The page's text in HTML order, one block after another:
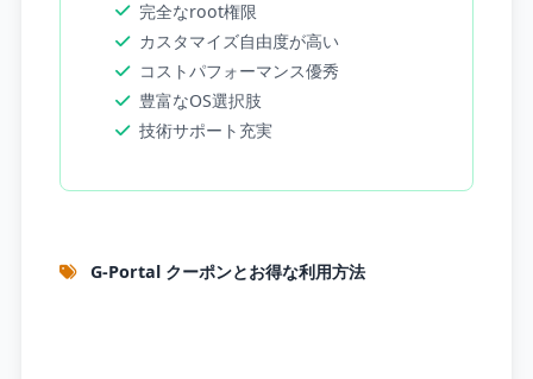
完全なroot権限
カスタマイズ自由度が高い
コストパフォーマンス優秀
豊富なOS選択肢
技術サポート充実
G-Portal クーポンとお得な利用方法